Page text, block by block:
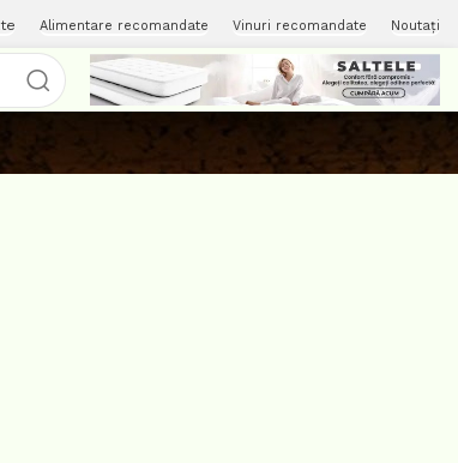
Alimentare recomandate Vinuri recomandate Noutați